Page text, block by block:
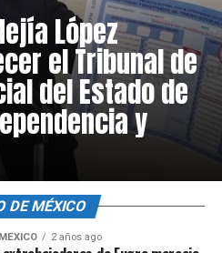
López
el Tribunal de
del Estado de
y
DE MÉXICO
2 años ago